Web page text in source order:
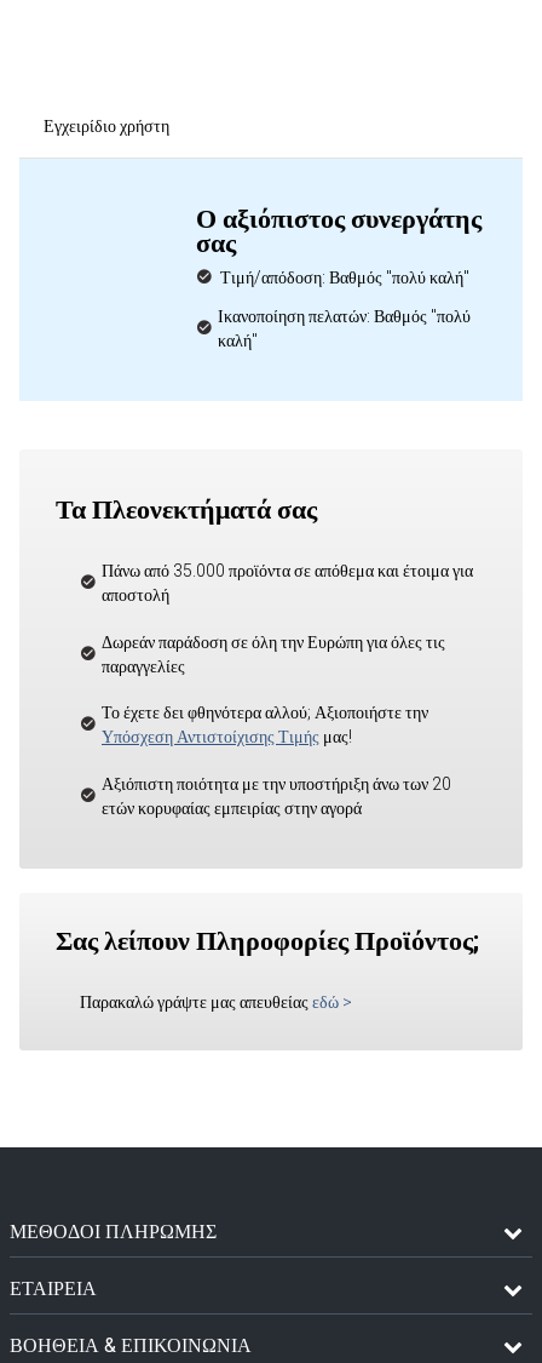
Εγχειρίδιο χρήστη
Ο αξιόπιστος συνεργάτης
σας
Τιμή/απόδοση: Βαθμός "πολύ καλή"
Ικανοποίηση πελατών: Βαθμός "πολύ
καλή"
Τα Πλεονεκτήματά σας
Πάνω από 35.000 προϊόντα σε απόθεμα και έτοιμα για
αποστολή
Δωρεάν παράδοση σε όλη την Ευρώπη για όλες τις
παραγγελίες
Το έχετε δει φθηνότερα αλλού; Αξιοποιήστε την
Υπόσχεση Αντιστοίχισης Τιμής μας!
Αξιόπιστη ποιότητα με την υποστήριξη άνω των 20
ετών κορυφαίας εμπειρίας στην αγορά
Σας λείπουν Πληροφορίες Προϊόντος;
Παρακαλώ γράψτε μας απευθείας εδώ >
ΜΈΘΟΔΟΙ ΠΛΗΡΩΜΉΣ
ΕΤΑΙΡΕΙΑ
ΒΟΗΘΕΙΑ & ΕΠΙΚΟΙΝΩΝΙΑ